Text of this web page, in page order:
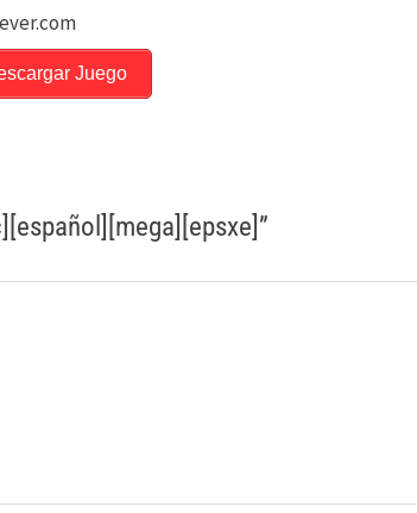
Juego
”